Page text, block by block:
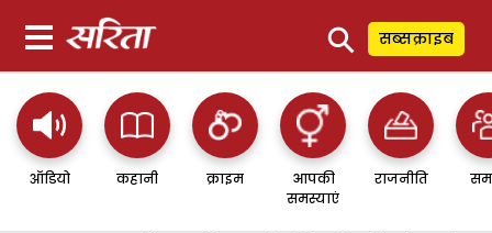
⚲ सब्सक्राइब
ऑडियो कहानी क्राइम
आपकी
समस्याएं
राजनीति